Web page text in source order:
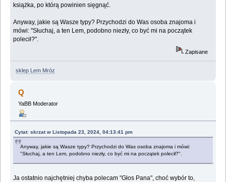
książka, po którą powinien sięgnąć.
Anyway, jakie są Wasze typy? Przychodzi do Was osoba znajoma i
mówi: "Słuchaj, a ten Lem, podobno niezły, co być mi na początek
polecił?".
Zapisane
sklep Lem Mróz
Q
YaBB Moderator
Cytat: skrzat w Listopada 23, 2024, 04:13:41 pm
Anyway, jakie są Wasze typy? Przychodzi do Was osoba znajoma i mówi:
"Słuchaj, a ten Lem, podobno niezły, co być mi na początek polecił?".
Ja ostatnio najchętniej chyba polecam "Głos Pana", choć wybór to,